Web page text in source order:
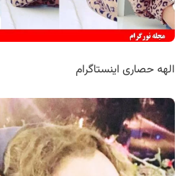
الهه حصاری اینستاگرام